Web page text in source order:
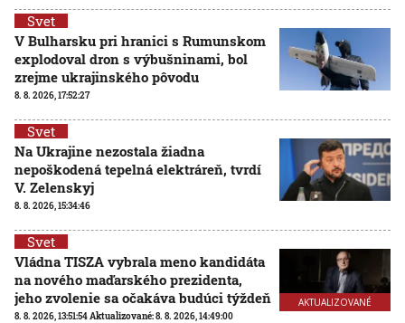
Svet
V Bulharsku pri hranici s Rumunskom
explodoval dron s výbušninami, bol
zrejme ukrajinského pôvodu
8. 8. 2026, 17:52:27
Svet
Na Ukrajine nezostala žiadna
nepoškodená tepelná elektráreň, tvrdí
V. Zelenskyj
8. 8. 2026, 15:34:46
AKTUALIZOVANÉ
Svet
Vládna TISZA vybrala meno kandidáta
na nového maďarského prezidenta,
jeho zvolenie sa očakáva budúci týždeň
8. 8. 2026, 13:51:54 Aktualizované:8. 8. 2026, 14:49:00